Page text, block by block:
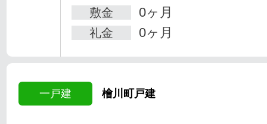
敷金 0ヶ月
礼金 0ヶ月
一戸建 檜川町戸建